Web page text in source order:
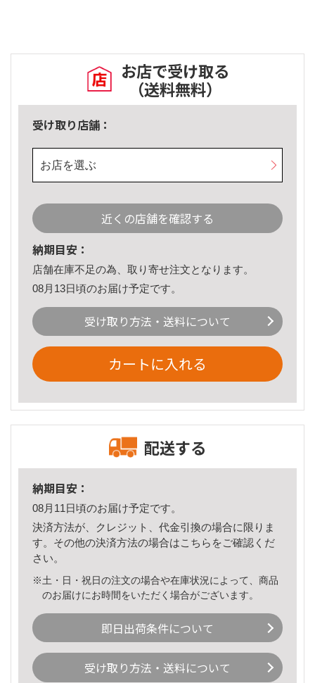
お店で受け取る
（送料無料）
受け取り店舗：
お店を選ぶ
近くの店舗を確認する
納期目安：
店舗在庫不足の為、取り寄せ注文となります。
08月13日頃のお届け予定です。
受け取り方法・送料について
カートに入れる
配送する
納期目安：
08月11日頃のお届け予定です。
決済方法が、クレジット、代金引換の場合に限りま
す。その他の決済方法の場合はこちら をご確認くだ
さい。
※土・日・祝日の注文の場合や在庫状況によって、商品
のお届けにお時間をいただく場合がございます。
即日出荷条件について
受け取り方法・送料について